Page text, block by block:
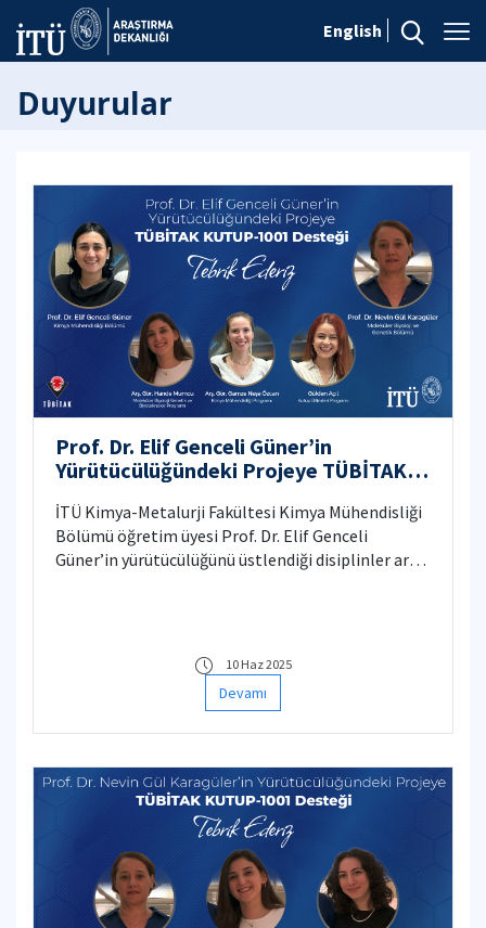
English
Duyurular
Prof. Dr. Elif Genceli Güner’in
Yürütücülüğündeki Projeye TÜBİTAK
İTÜ Kimya-Metalurji Fakültesi Kimya Mühendisliği
Bölümü öğretim üyesi Prof. Dr. Elif Genceli
Güner’in yürütücülüğünü üstlendiği disiplinler arası
10 Haz 2025
Devamı